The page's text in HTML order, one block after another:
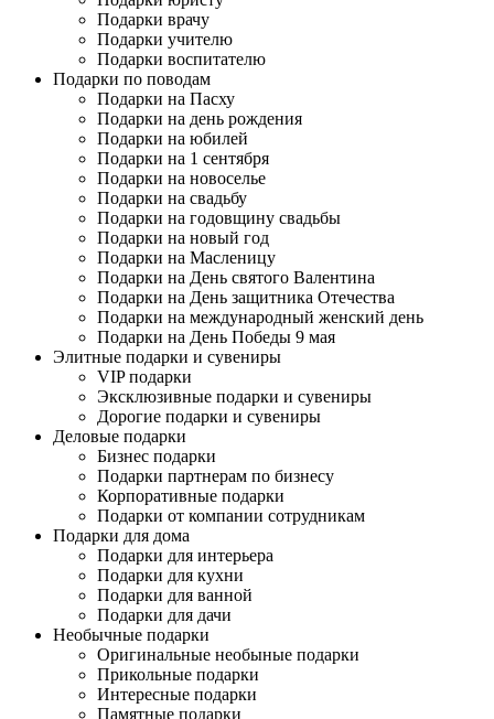
Подарки врачу
Подарки учителю
Подарки воспитателю
Подарки по поводам
Подарки на Пасху
Подарки на день рождения
Подарки на юбилей
Подарки на 1 сентября
Подарки на новоселье
Подарки на свадьбу
Подарки на годовщину свадьбы
Подарки на новый год
Подарки на Масленицу
Подарки на День святого Валентина
Подарки на День защитника Отечества
Подарки на международный женский день
Подарки на День Победы 9 мая
Элитные подарки и сувениры
VIP подарки
Эксклюзивные подарки и сувениры
Дорогие подарки и сувениры
Деловые подарки
Бизнес подарки
Подарки партнерам по бизнесу
Корпоративные подарки
Подарки от компании сотрудникам
Подарки для дома
Подарки для интерьера
Подарки для кухни
Подарки для ванной
Подарки для дачи
Необычные подарки
Оригинальные необыные подарки
Прикольные подарки
Интересные подарки
Памятные подарки